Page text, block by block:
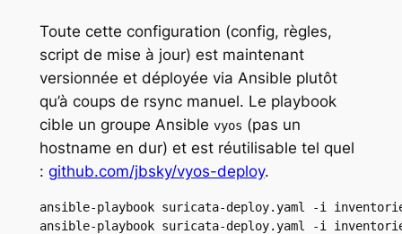
Toute cette configuration (config, règles,
script de mise à jour) est maintenant
versionnée et déployée via Ansible plutôt
qu’à coups de rsync manuel. Le playbook
cible un groupe Ansible vyos (pas un
hostname en dur) et est réutilisable tel quel
: github.com/jbsky/vyos-deploy.
ansible-playbook suricata-deploy.yaml -i
ansible-playbook suricata-deploy.yaml -i